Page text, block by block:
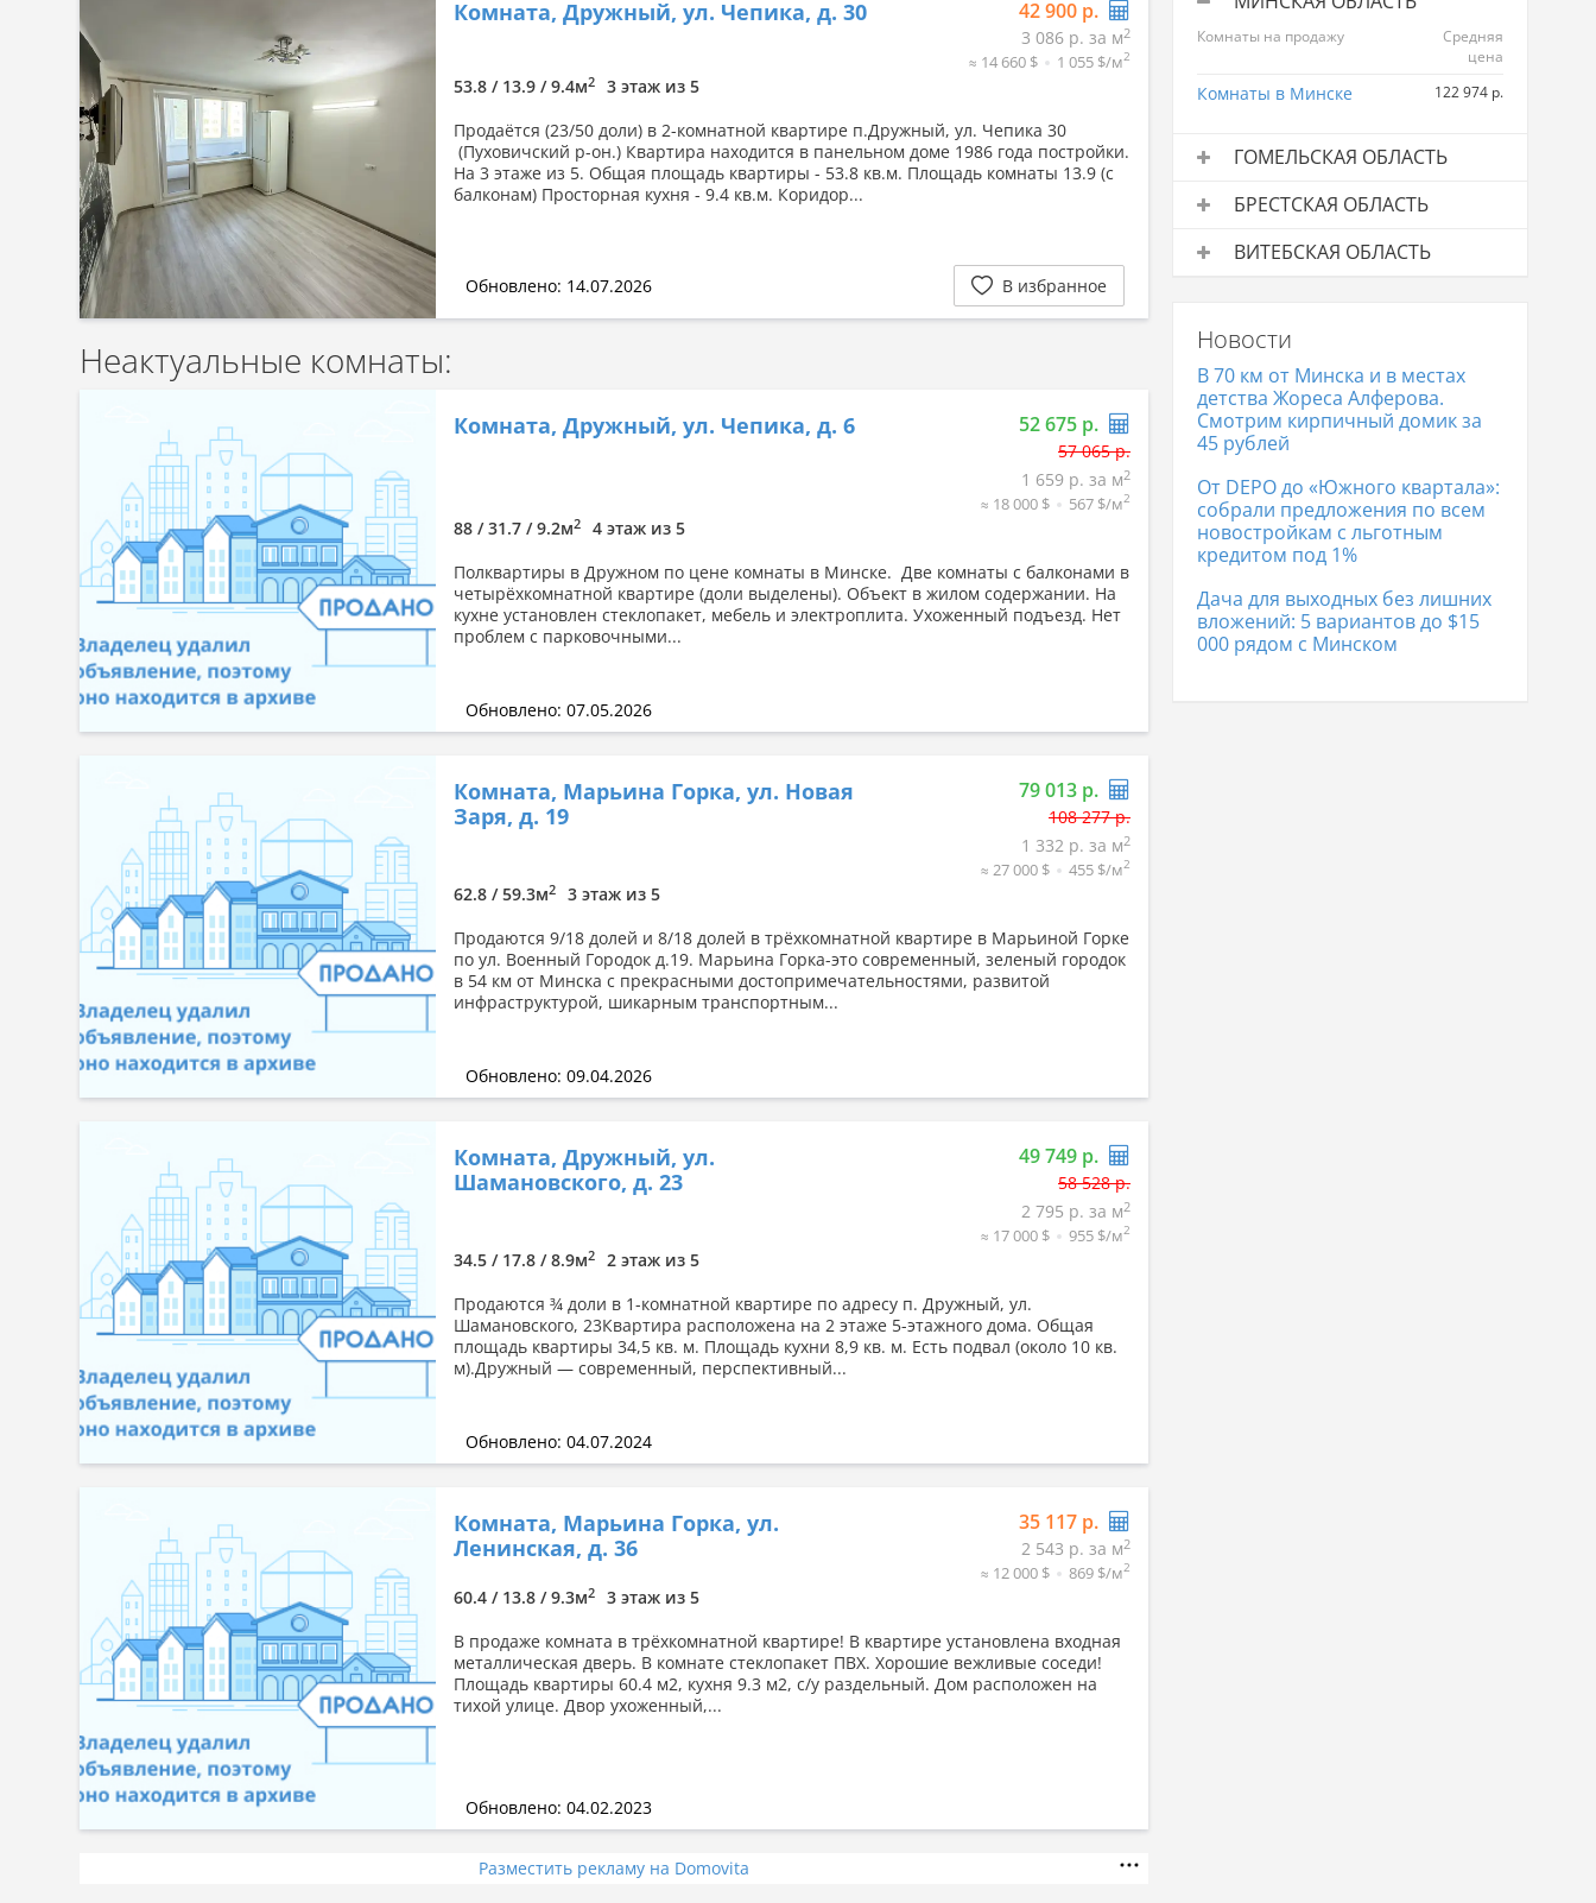
Сначала дорогие
По комнатности: большая →
малая
По комнатности: малая →
большая
По площади: большая → малая
По площади: малая → большая
Комната, Дружный, ул. Чепика, д. 30 42 900 р.
3 086 р. за м2
≈ 14 660 $ 1 055 $/м2
53.8 / 13.9 / 9.4м2
3 этаж из 5
Продаётся (23/50 доли) в 2-комнатной квартире п.Дружный, ул. Чепика 30
(Пуховичский р-он.) Квартира находится в панельном доме 1986 года постройки.
На 3 этаже из 5. Общая площадь квартиры - 53.8 кв.м. Площадь комнаты 13.9 (c
балконам) Просторная кухня - 9.4 кв.м. Коридор...
Обновлено: 14.07.2026 В избранное
Неактуальные комнаты:
Комната, Дружный, ул. Чепика, д. 6 52 675 р.
57 065 р.
1 659 р. за м2
≈ 18 000 $ 567 $/м2
88 / 31.7 / 9.2м2
4 этаж из 5
Полквартиры в Дружном по цене комнаты в Минске. Две комнаты с балконами в
четырёхкомнатной квартире (доли выделены). Объект в жилом содержании. На
кухне установлен стеклопакет, мебель и электроплита. Ухоженный подъезд. Нет
проблем с парковочными...
Обновлено: 07.05.2026
Комната, Марьина Горка, ул. Новая
Заря, д. 19
79 013 р.
108 277 р.
1 332 р. за м2
≈ 27 000 $ 455 $/м2
62.8 / 59.3м2
3 этаж из 5
Продаются 9/18 долей и 8/18 долей в трёхкомнатной квартире в Марьиной Горке
по ул. Военный Городок д.19. Марьина Горка-это современный, зеленый городок
в 54 км от Минска с прекрасными достопримечательностями, развитой
инфраструктурой, шикарным транспортным...
Обновлено: 09.04.2026
Комната, Дружный, ул.
Шамановского, д. 23
49 749 р.
58 528 р.
2 795 р. за м2
≈ 17 000 $ 955 $/м2
34.5 / 17.8 / 8.9м2
2 этаж из 5
Продаются ¾ доли в 1-комнатной квартире по адресу п. Дружный, ул.
Шамановского, 23Квартира расположена на 2 этаже 5-этажного дома. Общая
площадь квартиры 34,5 кв. м. Площадь кухни 8,9 кв. м. Есть подвал (около 10 кв.
м).Дружный — современный, перспективный...
Обновлено: 04.07.2024
Комната, Марьина Горка, ул.
Ленинская, д. 36
35 117 р.
2 543 р. за м2
≈ 12 000 $ 869 $/м2
60.4 / 13.8 / 9.3м2
3 этаж из 5
В продаже комната в трёхкомнатной квартире! В квартире установлена входная
металлическая дверь. В комнате стеклопакет ПВХ. Хорошие вежливые соседи!
Площадь квартиры 60.4 м2, кухня 9.3 м2, с/у раздельный. Дом расположен на
тихой улице. Двор ухоженный,...
Обновлено: 04.02.2023
Разместить рекламу на Domovita
Комнаты на продажу
Средняя
цена
Комнаты в Минске 122 974 р.
ГОМЕЛЬСКАЯ ОБЛАСТЬ
Комнаты в Гомеле
БРЕСТСКАЯ ОБЛАСТЬ
ВИТЕБСКАЯ ОБЛАСТЬ
Комнаты в Витебске
Новости
В 70 км от Минска и в местах
детства Жореса Алферова.
Смотрим кирпичный домик за
45 рублей
От DEPO до «Южного квартала»:
собрали предложения по всем
новостройкам с льготным
кредитом под 1%
Дача для выходных без лишних
вложений: 5 вариантов до $15
000 рядом с Минском